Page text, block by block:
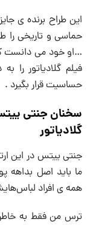
حماسی و تاریخی را
…او خود می دانست
فیلم گلادیاتور
حساسیت قرار بگیرد .
سخنان جنتی
گلادیاتور
جنتی ییتس در این
ما باید اصل بداهه
همه ی افراد
ترس من فقط به